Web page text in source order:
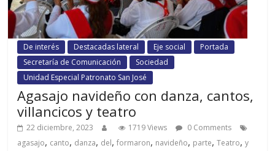
De interés Destacadas lateral Eje social
Portada
Secretaría de Comunicación
Sociedad
Unidad Especial Patronato San José
Agasajo navideño con danza, cantos,
villancicos y teatro
22 diciembre, 2023 1719 Views
0 Comments
agasajo, canto, danza, del,formaron, navideño, parte,Teatro,y